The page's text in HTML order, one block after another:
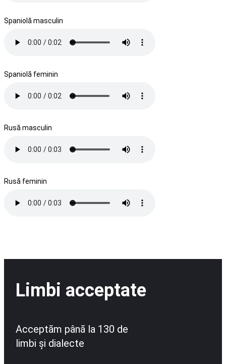
Spaniolă masculin
Spaniolă feminin
Rusă masculin
Rusă feminin
Limbi acceptate
Acceptăm până la 130 de
limbi și dialecte